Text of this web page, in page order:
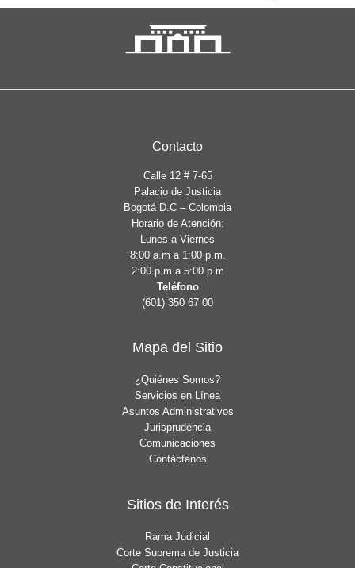
Contacto
Calle 12 # 7-65
Palacio de Justicia
Bogotá D.C – Colombia
Horario de Atención:
Lunes a Viernes
8:00 a.m a 1:00 p.m.
2:00 p.m a 5:00 p.m
Teléfono
(601) 350 67 00
Mapa del Sitio
¿Quiénes Somos?
Servicios en Línea
Asuntos Administrativos
Jurisprudencia
Comunicaciones
Contáctanos
Sitios de Interés
Rama Judicial
Corte Suprema de Justicia